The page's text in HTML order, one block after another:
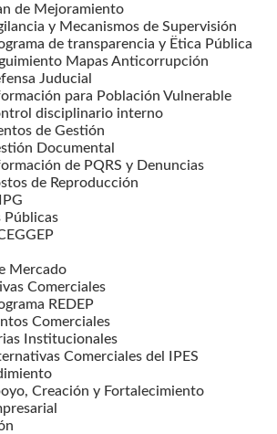
de Mejoramiento
y Mecanismos de Supervisión
de transparencia y Ëtica Pública
Mapas Anticorrupción
Juducial
para Población Vulnerable
disciplinario interno
de Gestión
Documental
de PQRS y Denuncias
de Reproducción
Públicas
Mercado
Comerciales
REDEP
Comerciales
Institucionales
Comerciales del IPES
Creación y Fortalecimiento